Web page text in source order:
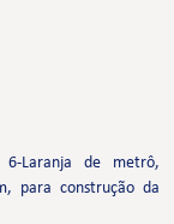
Laranja de metrô,
para construção da